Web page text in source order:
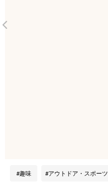
趣味 アウトドア・スポーツ